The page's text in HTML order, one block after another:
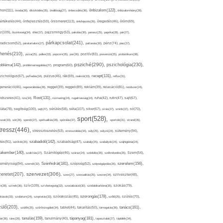
óvoda(26), öltözködés(35), önállóság(27), önbecsülés(36), önbizalom(122), önbizalomhiány(28),
önfejlesztés(59), önismeret(113), önkifejezés(26), öregedés(46), öröm(69),
őszinteség(34), ötlet(37), pajzsmirigy(53), pakolás(30), panasz(25), paprika(28), pár(27),
páratartalom(27), párkapcsolat(241), pattanás(30), pénz(74), piac(27),
pizza(25), pollen(33), popcorn(35), por(26), pozitív(83), prevenció(25), probiotikum(38),
problémamegoldás(27), program(60), psziché(290), pszichológia(230),
puffadás(34), pulzus(45), rák(69), reakció(33), recept(131), reflux(31),
regenerálódás(28), reggel(39), reggeli(89), reklám(39), relaxáció(81), rendszer(24),
rizs(34), Rost(131), rozmaring(24), rugalmasság(24), ruha(42), rutin(47), sajt(67),
segítség(100), sejt(27), sérülés(58), séta(107), siker(67), sírás(27), smink(37), só(70),
sör(26), spenót(27), spiritualitás(28), spórolás(37), sport(528), sportoló(31), strand(35),
stresszkezelés(53), stresszoldás(34), súly(25), súlyzó(24), sütemény(94),
sütőtök(25), szabadidő(142), szabadság(47), szabály(25), szabályok(24), szájhigiénia(24),
szakítás(27), Számítógép(46), száraz(24), szédülés(35), székrekedés(25), Szem(54),
szemét(32), Szénhidrát(181), szépség(52), szépségápolás(26), szerelem(156),
szervezet(306), szex(27), szexualitás(25), szezon(34), szilveszter(48),
színek(36), szív(109), szívbetegség(32), szocializáció(30), szódabikarbóna(35), szokás(79),
szolárium(24), szoptatás(33), szórakozás(45), szorongás(178), szőlő(25), szülés(70),
szülők(25), szűrővizsgálat(34), tablet(44), takarítás(50), támogatás(36), tanács(161),
tánc(26), tanulás(159), tanulmány(40), tápanyag(181), tapasztalat(27), táplálék(34),